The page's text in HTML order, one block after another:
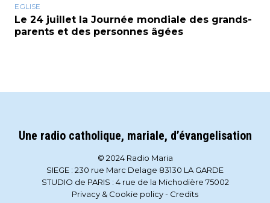
EGLISE
Le 24 juillet Ia Journée mondiale des grands-
parents et des personnes âgées
Une radio catholique, mariale, d’évangelisation
© 2024 Radio Maria
SIEGE : 230 rue Marc Delage 83130 LA GARDE
STUDIO de PARIS : 4 rue de la Michodière 75002
Privacy & Cookie policy- Credits